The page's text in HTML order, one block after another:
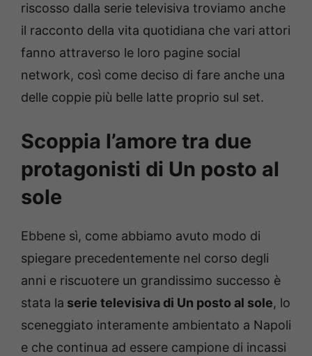
riscosso dalla serie televisiva troviamo anche
il racconto della vita quotidiana che vari attori
fanno attraverso le loro pagine social
network, così come deciso di fare anche una
delle coppie più belle latte proprio sul set.
Scoppia l’amore tra due
protagonisti di Un posto al
sole
Ebbene sì, come abbiamo avuto modo di
spiegare precedentemente nel corso degli
anni e riscuotere un grandissimo successo è
stata la serie televisiva di Un posto al sole, lo
sceneggiato interamente ambientato a Napoli
e che continua ad essere campione di incassi